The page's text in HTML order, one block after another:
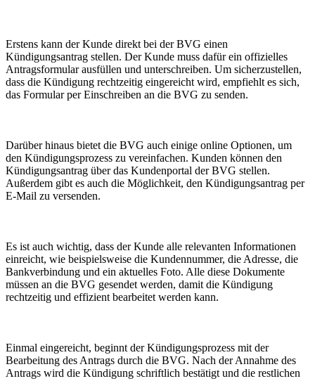
Erstens kann der Kunde direkt bei der BVG einen
Kündigungsantrag stellen. Der Kunde muss dafür ein offizielles
Antragsformular ausfüllen und unterschreiben. Um sicherzustellen,
dass die Kündigung rechtzeitig eingereicht wird, empfiehlt es sich,
das Formular per Einschreiben an die BVG zu senden.
Darüber hinaus bietet die BVG auch einige online Optionen, um
den Kündigungsprozess zu vereinfachen. Kunden können den
Kündigungsantrag über das Kundenportal der BVG stellen.
Außerdem gibt es auch die Möglichkeit, den Kündigungsantrag per
E-Mail zu versenden.
Es ist auch wichtig, dass der Kunde alle relevanten Informationen
einreicht, wie beispielsweise die Kundennummer, die Adresse, die
Bankverbindung und ein aktuelles Foto. Alle diese Dokumente
müssen an die BVG gesendet werden, damit die Kündigung
rechtzeitig und effizient bearbeitet werden kann.
Einmal eingereicht, beginnt der Kündigungsprozess mit der
Bearbeitung des Antrags durch die BVG. Nach der Annahme des
Antrags wird die Kündigung schriftlich bestätigt und die restlichen